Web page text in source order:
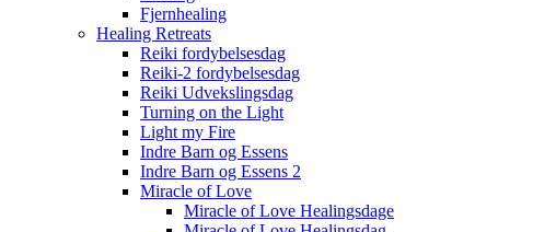
Fjernhealing
Healing Retreats
Reiki fordybelsesdag
Reiki-2 fordybelsesdag
Reiki Udvekslingsdag
Turning on the Light
Light my Fire
Indre Barn og Essens
Indre Barn og Essens 2
Miracle of Love
Miracle of Love Healingsdage